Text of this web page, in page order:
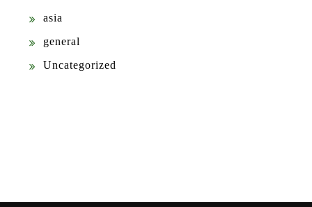
asia
general
Uncategorized